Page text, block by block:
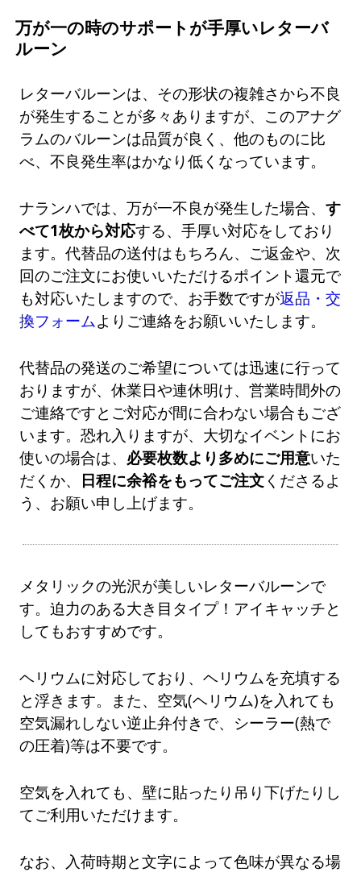
万が一の時のサポートが手厚いレターバ
ルーン
レターバルーンは、その形状の複雑さから不良
が発生することが多々ありますが、このアナグ
ラムのバルーンは品質が良く、他のものに比
べ、不良発生率はかなり低くなっています。
ナランハでは、万が一不良が発生した場合、す
べて1枚から対応する、手厚い対応をしており
ます。代替品の送付はもちろん、ご返金や、次
回のご注文にお使いいただけるポイント還元で
も対応いたしますので、お手数ですが返品・交
換フォームよりご連絡をお願いいたします。
代替品の発送のご希望については迅速に行って
おりますが、休業日や連休明け、営業時間外の
ご連絡ですとご対応が間に合わない場合もござ
います。恐れ入りますが、大切なイベントにお
使いの場合は、 必要枚数より多めにご用意いた
だくか、
日程に余裕をもってご注文 くださるよ
う、お願い申し上げます。
メタリックの光沢が美しいレターバルーンで
す。迫力のある大き目タイプ！アイキャッチと
してもおすすめです。
ヘリウムに対応しており、ヘリウムを充填する
と浮きます。また、空気(ヘリウム)を入れても
空気漏れしない逆止弁付きで、シーラー(熱で
の圧着)等は不要です。
空気を入れても、壁に貼ったり吊り下げたりし
てご利用いただけます。
なお、入荷時期と文字によって色味が異なる場